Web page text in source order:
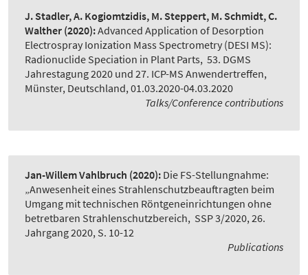
J. Stadler, A. Kogiomtzidis, M. Steppert, M. Schmidt, C.
Walther (2020):Advanced Application of Desorption
Electrospray Ionization Mass Spectrometry (DESI MS):
Radionuclide Speciation in Plant Parts, 53. DGMS
Jahrestagung 2020 und 27. ICP-MS Anwendertreffen,
Münster, Deutschland, 01.03.2020-04.03.2020
Talks/Conference contributions
Jan-Willem Vahlbruch (2020): Die FS-Stellungnahme:
„Anwesenheit eines Strahlenschutzbeauftragten beim
Umgang mit technischen Röntgeneinrichtungen ohne
betretbaren Strahlenschutzbereich, SSP 3/2020, 26.
Jahrgang 2020, S. 10-12
Publications